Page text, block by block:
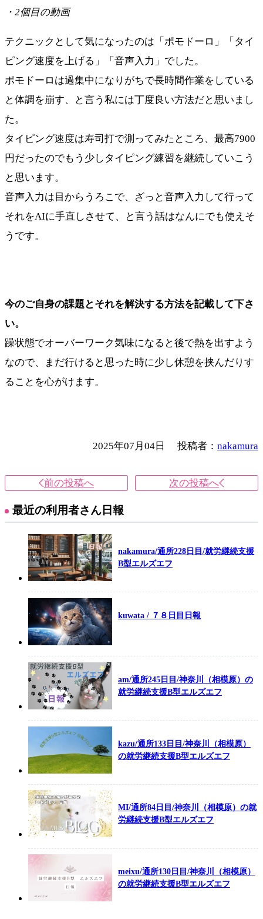
・2個目の動画
テクニックとして気になったのは「ポモドーロ」「タイ
ピング速度を上げる」「音声入力」でした。
ポモドーロは過集中になりがちで長時間作業をしている
と体調を崩す、と言う私には丁度良い方法だと思いまし
た。
タイピング速度は寿司打で測ってみたところ、最高7900
円だったのでもう少しタイピング練習を継続していこう
と思います。
音声入力は目からうろこで、ざっと音声入力して行って
それをAIに手直しさせて、と言う話はなんにでも使えそ
うです。
今のご自身の課題とそれを解決する方法を記載して下さ
い。
躁状態でオーバーワーク気味になると後で熱を出すよう
なので、まだ行けると思った時に少し休憩を挟んだりす
ることを心がけます。
2025年07月04日 投稿者： nakamura
前の投稿へ 次の投稿へ
最近の利用者さん日報
nakamura/通所228日目/就労継続支援
B型エルズエフ
kuwata / ７８日目日報
am/通所245日目/神奈川（相模原）の
就労継続支援B型エルズエフ
kazu/通所133日目/神奈川（相模原）
の就労継続支援B型エルズエフ
MI/通所84日目/神奈川（相模原）の就
労継続支援B型エルズエフ
meixu/通所130日目/神奈川（相模原）
の就労継続支援B型エルズエフ